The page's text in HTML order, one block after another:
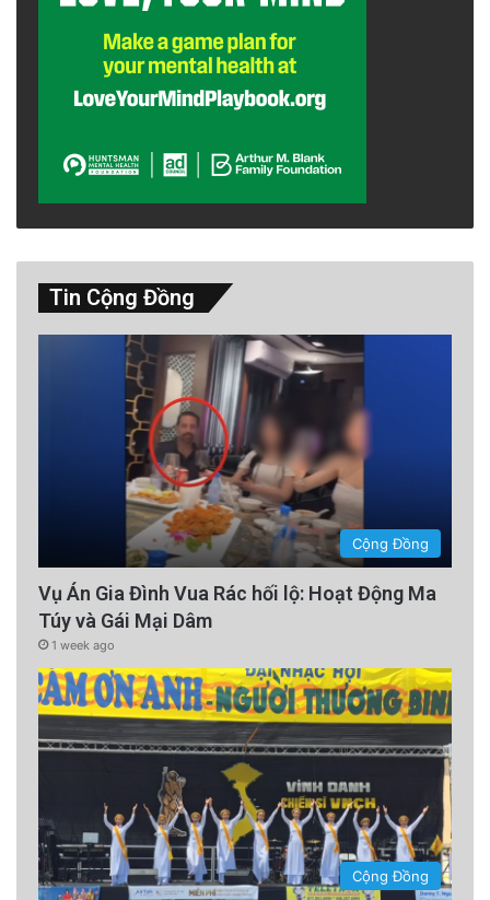
Tin Cộng Đồng
Cộng Đồng
Vụ Án Gia Đình Vua Rác hối lộ: Hoạt Động Ma
Túy và Gái Mại Dâm
1 week ago
Cộng Đồng